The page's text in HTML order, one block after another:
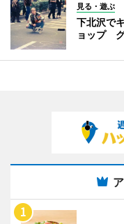
見る・遊ぶ
下北沢で
ョップ